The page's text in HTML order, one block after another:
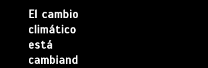
El cambio
climático
está
cambiand